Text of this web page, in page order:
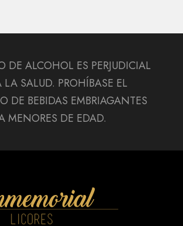
DE ALCOHOL ES PERJUDICIAL
LA SALUD. PROHÍBASE EL
DE BEBIDAS EMBRIAGANTES
MENORES DE EDAD.